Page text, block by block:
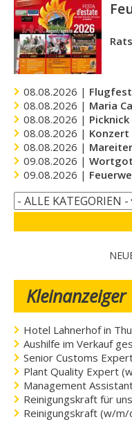
08.08.2026 | Flugfest
08.08.2026 | Maria
08.08.2026 | Picknick
08.08.2026 | Konzert
08.08.2026 |
09.08.2026 |
09.08.2026 |
Kleinanzeiger
Hotel Lahnerhof in
Aushilfe im Verkauf
Senior Customs
Plant Quality Expert
Management
Reinigungskraft für
Reinigungskraft (w/